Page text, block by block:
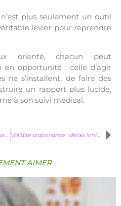
plus seulement un outil
levier pour reprendre
orienté, chacun peut
en opportunité : celle d’agir
ne s’installent, de faire des
un rapport plus lucide,
à son suivi médical.
Comment bien choisir un chirurgien esthétique : les clés d’un résultat naturel Validité ordonnance : délais limites et remboursement 2026
AIMER